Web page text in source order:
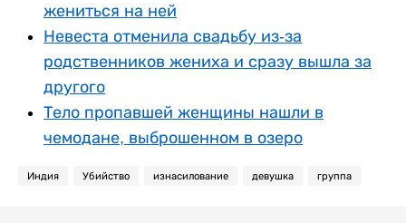
жениться на ней
Невеста отменила свадьбу из-за
родственников жениха и сразу вышла за
другого
Тело пропавшей женщины нашли в
чемодане, выброшенном в озеро
Индия Убийство изнасилование девушка группа